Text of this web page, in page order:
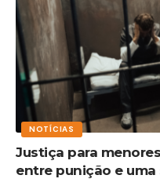
NOTÍCIAS
Justiça para
entre punição e